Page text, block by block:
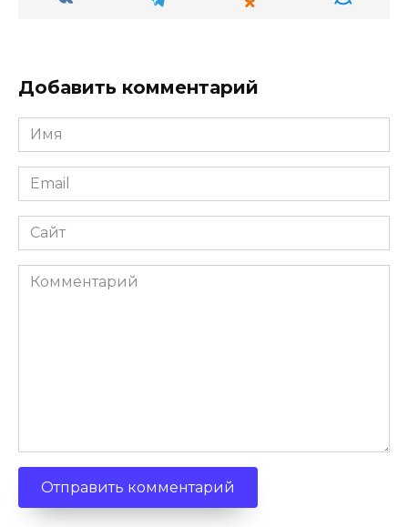
Добавить комментарий
Имя
Email
Сайт
Комментарий